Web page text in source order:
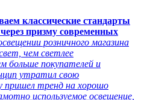
классические стандарты
призму современных
розничного магазина
чем светлее
больше покупателей и
утратил свою
пришел тренд на хорошо
используемое освещение,